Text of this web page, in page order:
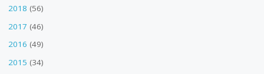
2018 (56)
2017 (46)
2016 (49)
2015 (34)